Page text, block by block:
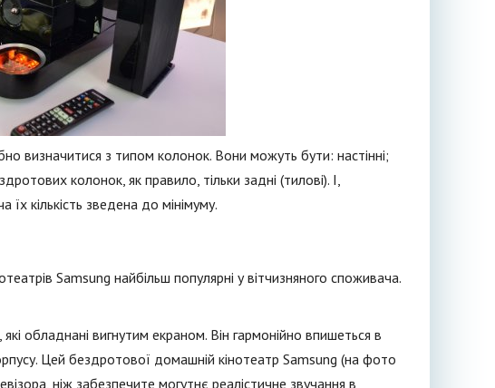
визначитися з типом колонок. Вони можуть бути: настінні;
колонок, як правило, тільки задні (тилові). І,
кількість зведена до мінімуму.
Samsung найбільш популярні у вітчизняного споживача.
обладнані вигнутим екраном. Він гармонійно впишеться в
Цей бездротової домашній кінотеатр Samsung (на фото
ніж забезпечите могутнє реалістичне звучання в